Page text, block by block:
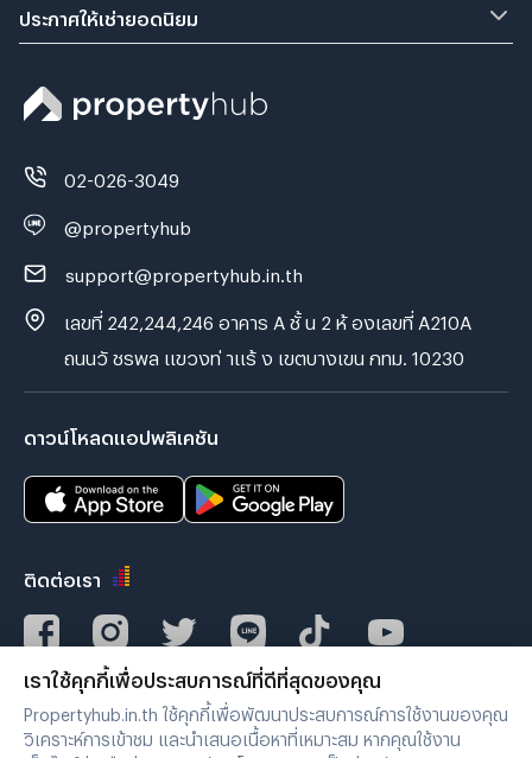
ประกาศให้เช่ายอดนิยม
02-026-3049
@propertyhub
support@propertyhub.in.th
เลขที่ 242,244,246 อาคาร A ชั้ น 2 ห้ องเลขที่ A210A
ถนนวั ชรพล แขวงท่ าแร้ ง เขตบางเขน กทม. 10230
ดาวน์โหลดแอปพลิเคชัน
ติดต่อเรา
เราใช้คุกกี้เพื่อประสบการณ์ที่ดีที่สุดของคุณ
Propertyhub.in.th ใช้คุกกี้เพื่อพัฒนาประสบการณ์การใช้งานของคุณ
วิเคราะห์การเข้าชม และนำเสนอเนื้อหาที่เหมาะสม หากคุณใช้งาน